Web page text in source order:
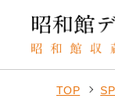
TOP